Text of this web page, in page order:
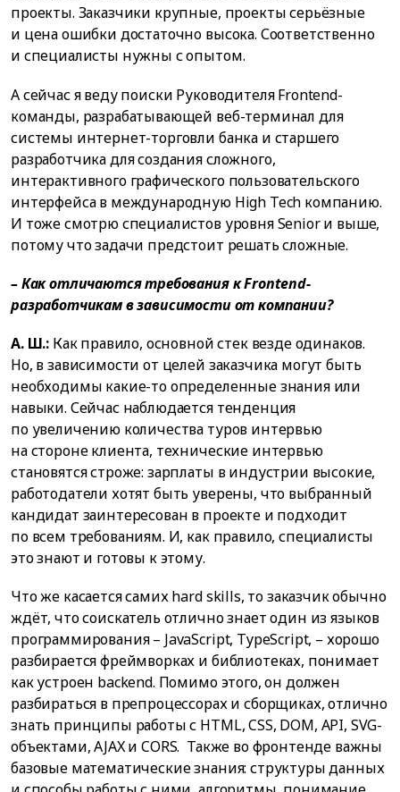
проекты. Заказчики крупные, проекты серьёзные
и цена ошибки достаточно высока. Соответственно
и специалисты нужны с опытом.
А сейчас я веду поиски Руководителя Frontend-
команды, разрабатывающей веб-терминал для
системы интернет-торговли банка и старшего
разработчика для создания сложного,
интерактивного графического пользовательского
интерфейса в международную High Tech компанию.
И тоже смотрю специалистов уровня Senior и выше,
потому что задачи предстоит решать сложные.
– Как отличаются требования кFrontend-
разработчикам в зависимости от компании?
А. Ш.: Как правило, основной стек везде одинаков.
Но, в зависимости от целей заказчика могут быть
необходимы какие-то определенные знания или
навыки. Сейчас наблюдается тенденция
по увеличению количества туров интервью
на стороне клиента, технические интервью
становятся строже: зарплаты в индустрии высокие,
работодатели хотят быть уверены, что выбранный
кандидат заинтересован в проекте и подходит
по всем требованиям. И, как правило, специалисты
это знают и готовы к этому.
Что же касается самих hard skills, то заказчик обычно
ждёт, что соискатель отлично знает один из языков
программирования – JavaScript, TypeScript, – хорошо
разбирается фреймворках и библиотеках, понимает
как устроен backend. Помимо этого, он должен
разбираться в препроцессорах и сборщиках, отлично
знать принципы работы с HTML, CSS, DOM, API, SVG-
объектами, AJAX и CORS. Также во фронтенде важны
базовые математические знания: структуры данных